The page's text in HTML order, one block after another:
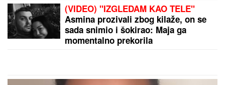
Napada i ljude: Pojavila se opasna bakterija na jugu
Srbije, stoka hitno poslata u kafileriju!
PREPORUKA ZA VAS